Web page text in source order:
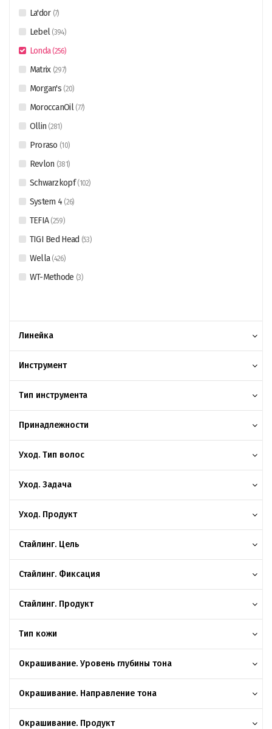
La'dor (7)
Lebel (394)
Londa(256)
Matrix (297)
Morgan's (20)
MoroccanOil (77)
Ollin (281 )
Proraso (10)
Revlon (381)
Schwarzkopf(102)
System 4 (26)
TEFIA (259)
TIGI Bed Head (53)
Wella (426)
WT-Methode (3)
Линейка
Инструмент
Тип инструмента
Принадлежности
Уход. Тип волос
Уход. Задача
Уход. Продукт
Стайлинг. Цель
Стайлинг. Фиксация
Стайлинг. Продукт
Тип кожи
Окрашивание. Уровень глубины тона
Окрашивание. Направление тона
Окрашивание. Продукт